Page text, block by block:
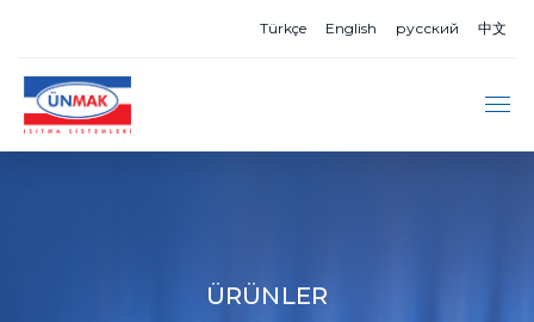
Türkçe English русский 中文
ÜRÜNLER